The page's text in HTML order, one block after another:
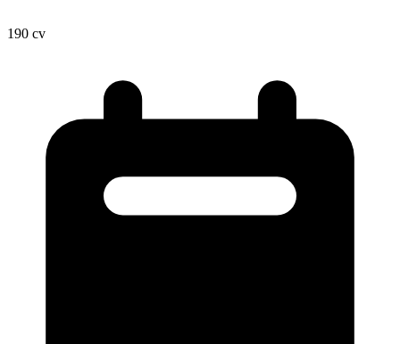
190 cv